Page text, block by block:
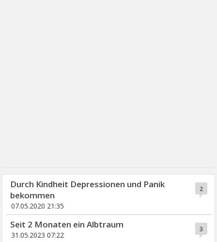
2
Durch Kindheit Depressionen und Panik
bekommen
07.05.2020 21:35
3
Seit 2 Monaten ein Albtraum
31.05.2023 07:22